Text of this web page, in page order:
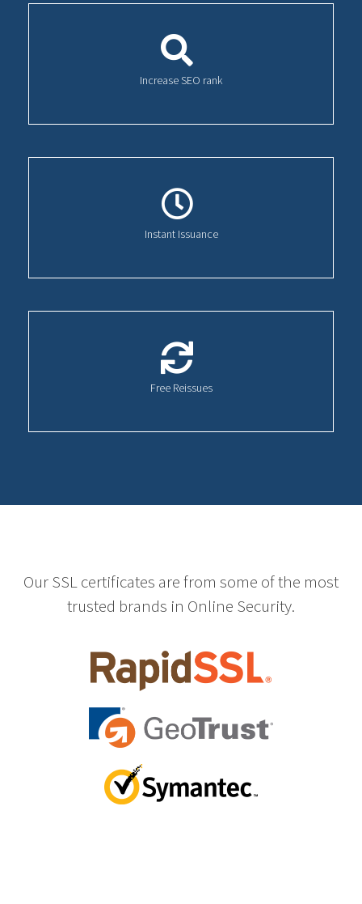
Increase SEO rank
Instant Issuance
Free Reissues
Our SSL certificates are from some of the most
trusted brands in Online Security.